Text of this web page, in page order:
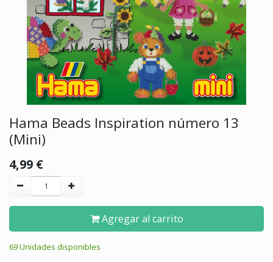
Hama Beads Inspiration número 13
(Mini)
4,99 €
Agregar al carrito
69 Unidades disponibles